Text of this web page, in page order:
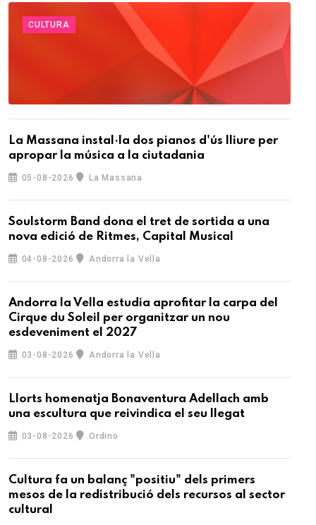
CULTURA
La Massana instal·la dos pianos d'ús lliure per
apropar la música a la ciutadania
05-08-2026 La Massana
Soulstorm Band dona el tret de sortida a una
nova edició de Ritmes, Capital Musical
04-08-2026 Andorra la Vella
Andorra la Vella estudia aprofitar la carpa del
Cirque du Soleil per organitzar un nou
esdeveniment el 2027
03-08-2026 Andorra la Vella
Llorts homenatja Bonaventura Adellach amb
una escultura que reivindica el seu llegat
03-08-2026 Ordino
Cultura fa un balanç "positiu" dels primers
mesos de la redistribució dels recursos al sector
cultural